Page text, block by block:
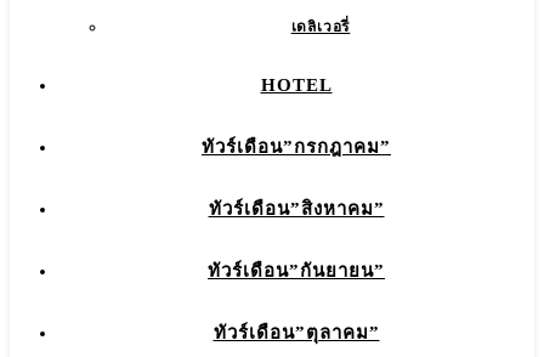
เดลิเวอรี่
HOTEL
ทัวร์เดือน”กรกฎาคม”
ทัวร์เดือน”สิงหาคม”
ทัวร์เดือน”กันยายน”
ทัวร์เดือน”ตุลาคม”